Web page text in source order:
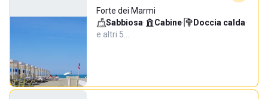
Forte dei Marmi
Sabbiosa· Cabine· Doccia calda·
e altri 5…